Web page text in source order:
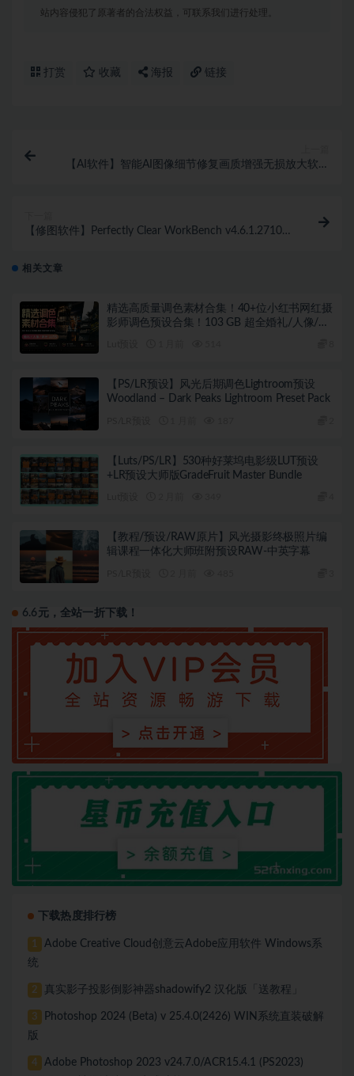
站内容侵犯了原著者的合法权益，可联系我们进行处理。
打赏 收藏 海报 链接
【AI软件】智能AI图像细节修复画质增强无损放大软件
【修图软件】Perfectly Clear WorkBench v4.6.1.2710
相关文章
精选高质量调色素材合集！40+位小红书网红摄
影师调色预设合集！103 GB 超全婚礼/人像/风
【PS/LR预设】风光后期调色Lightroom预设
Woodland – Dark Peaks Lightroom Preset Pack
【Luts/PS/LR】530种好莱坞电影级LUT预设
+LR预设大师版GradeFruit Master Bundle
【教程/预设/RAW原片】风光摄影终极照片编
辑课程一体化大师班附预设RAW-中英字幕
6.6元，全站一折下载！
下载热度排行榜
1
Adobe Creative Cloud创意云Adobe应用软件 Windows系
统
2 真实影子投影倒影神器shadowify2 汉化版「送教程」
3
Photoshop 2024 (Beta) v 25.4.0(2426) WIN系统直装破解
版
4
Adobe Photoshop 2023 v24.7.0/ACR15.4.1 (PS2023)